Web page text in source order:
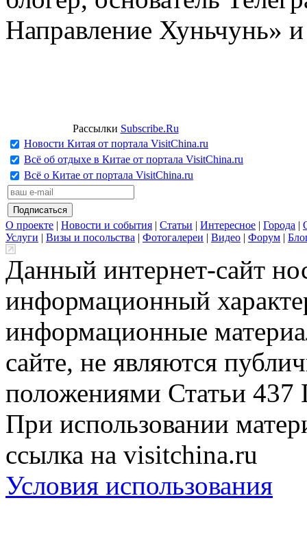
Направление Хуньчунь»
Рассылки Subscribe.Ru
Новости Китая от портала VisitChina.ru
Всё об отдыхе в Китае от портала VisitChina.ru
Всё о Китае от портала VisitChina.ru
О проекте | Новости и события | Статьи | Интересное | Города |
Услуги | Визы и посольства | Фотогалереи | Видео | Форум |
Данный интернет-сайт
информационный
информационные
сайте, не являются
положениями Статьи 437
При использовании
ссылка на visitchina.ru
Условия использования